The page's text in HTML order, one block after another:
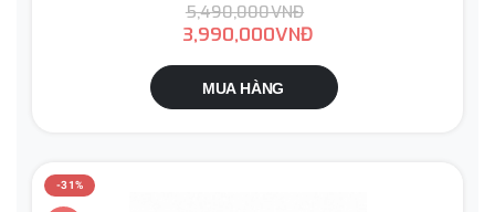
5,490,000VNĐ
3,990,000VNĐ
MUA HÀNG
-31%